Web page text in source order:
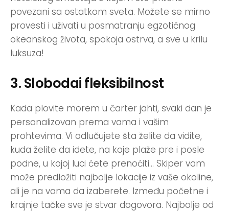
povezani sa ostatkom sveta. Možete se mirno
provesti i uživati u posmatranju egzotičnog
okeanskog života, spokoja ostrva, a sve u krilu
luksuza!
3. Slobodai fleksibilnost
Kada plovite morem u čarter jahti, svaki dan je
personalizovan prema vama i vašim
prohtevima. Vi odlučujete šta želite da vidite,
kuda želite da idete, na koje plaže pre i posle
podne, u kojoj luci ćete prenoćiti… Skiper vam
može predložiti najbolje lokacije iz vaše okoline,
ali je na vama da izaberete. Između početne i
krajnje tačke sve je stvar dogovora. Najbolje od